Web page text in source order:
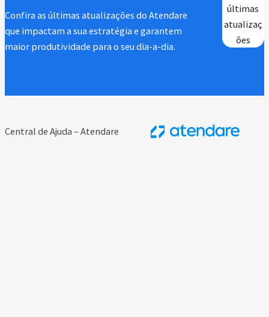
Confira as últimas atualizações do Atendare
que impactam a sua estratégia e garantem
maior produtividade para o seu dia-a-dia.
últimas
atualizaç
ões
Central de Ajuda – Atendare